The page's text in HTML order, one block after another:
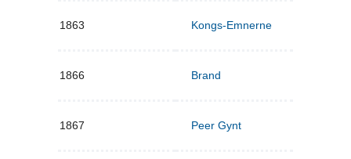
1863 Kongs-Emnerne
1866 Brand
1867 Peer Gynt